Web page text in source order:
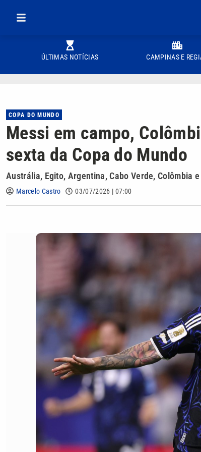
ÚLTIMAS NOTÍCIAS CAMPINAS E
COPA DO MUNDO
Messi em campo,
sexta da Copa do Mundo
Austrália, Egito, Argentina, Cabo Verde, Colômbia
Marcelo Castro 03/07/2026 | 07:00